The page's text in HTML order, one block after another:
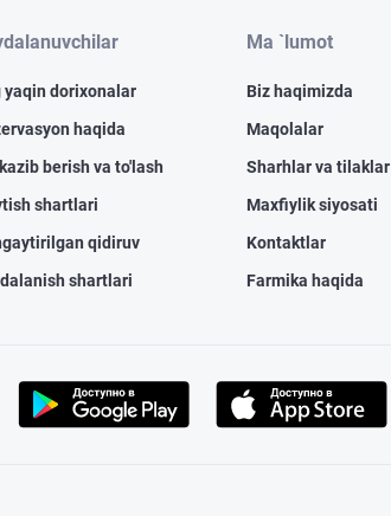
yaqin dorixonalar
haqida
berish va to'lash
shartlari
qidiruv
shartlari
Ma `lumot
Biz haqimizda
Maqolalar
Sharhlar va tilaklar
Maxfiylik siyosati
Kontaktlar
Farmika haqida